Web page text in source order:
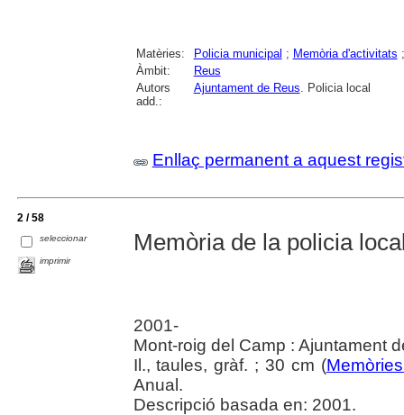
Matèries: Policia municipal ; Memòria d'activitats
Àmbit:
Reus
Autors
add.:
Ajuntament de Reus . Policia local
Enllaç permanent a aquest
2 / 58
seleccionar
imprimir
Memòria de la policia
2001-
Mont-roig del Camp : Ajuntament
Il., taules, gràf. ; 30 cm (
Anual.
Descripció basada en: 2001.